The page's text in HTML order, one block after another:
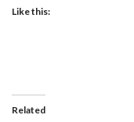
Like this:
Related